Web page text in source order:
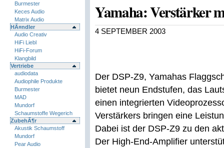
Burmester
Keces Audio
Matrix Audio
HÃ¤ndler
Audio Creativ
HiFi Liebl
HiFi-Forum
Klangbild
Vertriebe
audiodata
Audiophile Produkte
Burmester
MAD
Mundorf
Schaumstoffe Wegerich
ZubehÃ¶r
Akustik Schaumstoff
Mundorf
Pear Audio
Yamaha: Verstärker
4 SEPTEMBER 2003
Der DSP-Z9, Yamahas
bietet neun Endstufen, das
einen integrierten
Verstärkers bringen eine
Dabei ist der DSP-Z9 zu den
Der High-End-Amplifier